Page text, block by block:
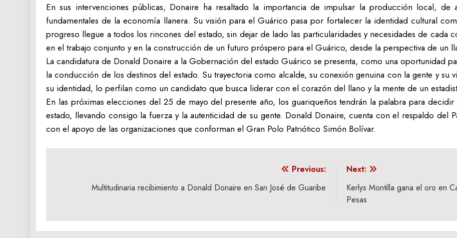
En sus intervenciones públicas, Donaire ha resaltado la importancia de impulsar la producción local,
fundamentales de la economía llanera. Su visión para el Guárico pasa por fortalecer la identidad cultural
progreso llegue a todos los rincones del estado, sin dejar de lado las particularidades y necesidades de cada
en el trabajo conjunto y en la construcción de un futuro próspero para el Guárico, desde la perspectiva de un
La candidatura de Donald Donaire a la Gobernación del estado Guárico se presenta, como una oportunidad
la conducción de los destinos del estado. Su trayectoria como alcalde, su conexión genuina con la gente y
su identidad, lo perfilan como un candidato que busca liderar con el corazón del llano y la mente de un
En las próximas elecciones del 25 de mayo del presente año, los guariqueños tendrán la palabra para
estado, llevando consigo la fuerza y la autenticidad de su gente. Donald Donaire, cuenta con el respaldo del
con el apoyo de las organizaciones que conforman el Gran Polo Patriótico Simón Bolívar.
Previous:
Multitudinaria recibimiento a Donald Donaire en San José de Guaribe
Next:
Kerlys Montilla gana el oro en
Pesas